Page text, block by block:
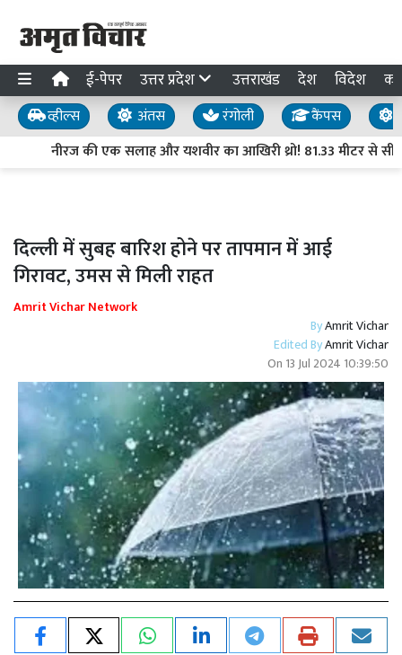
ई-पेपर उत्तर प्रदेश उत्तराखंड देश विदेश
व्हील्स अंतस रंगोली कैंपस
नीरज की एक सलाह और यशवीर का आखिरी थ्रो! 81.33 मीटर से सीधे
दिल्ली में सुबह बारिश होने पर तापमान में आई
गिरावट, उमस से मिली राहत
Amrit Vichar Network
ByAmrit Vichar
Edited ByAmrit Vichar
On 13 Jul 2024 10:39:50